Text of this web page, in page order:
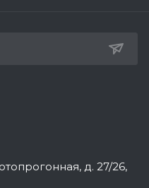
д. 27/26,